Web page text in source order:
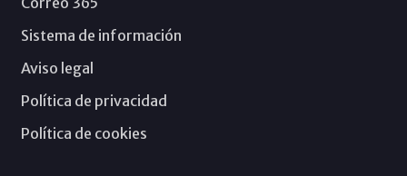
Sistema de información
Aviso legal
Política de privacidad
Política de cookies